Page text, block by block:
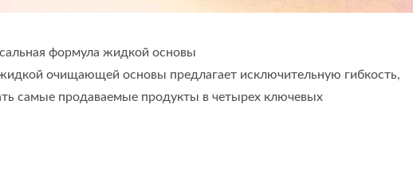
формула жидкой основы
очищающей основы предлагает исключительную гибкость,
самые продаваемые продукты в четырех ключевых